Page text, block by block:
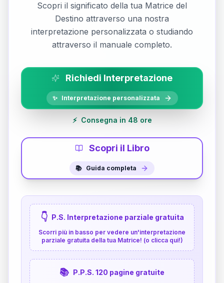
Scopri il significato della tua Matrice del
Destino attraverso una nostra
interpretazione personalizzata o studiando
attraverso il manuale completo.
Richiedi Interpretazione
✨ Interpretazione personalizzata
⚡ Consegna in 48 ore
Scopri il Libro
📚 Guida completa
👇 P.S. Interpretazione parziale gratuita
Scorri più in basso per vedere un'interpretazione
parziale gratuita della tua Matrice! (o clicca qui!)
📚 P.P.S. 120 pagine gratuite